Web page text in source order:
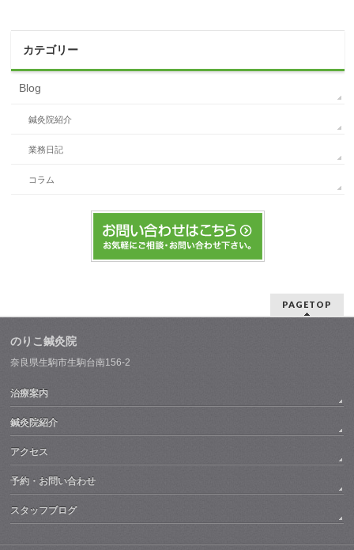
カテゴリー
Blog
鍼灸院紹介
業務日記
コラム
PAGETOP
のりこ鍼灸院
奈良県生駒市生駒台南156-2
治療案内
鍼灸院紹介
アクセス
予約・お問い合わせ
スタッフブログ